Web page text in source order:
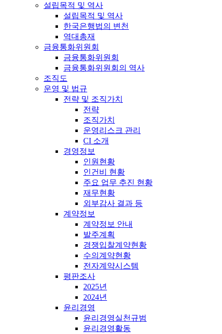
설립목적 및 역사
설립목적 및 역사
한국은행법의 변천
역대총재
금융통화위원회
금융통화위원회
금융통화위원회의 역사
조직도
운영 및 법규
전략 및 조직가치
전략
조직가치
운영리스크 관리
CI 소개
경영정보
인원현황
인건비 현황
주요 업무 추진 현황
재무현황
외부감사 결과 등
계약정보
계약정보 안내
발주계획
경쟁입찰계약현황
수의계약현황
전자계약시스템
평판조사
2025년
2024년
윤리경영
윤리경영실천규범
윤리경영활동